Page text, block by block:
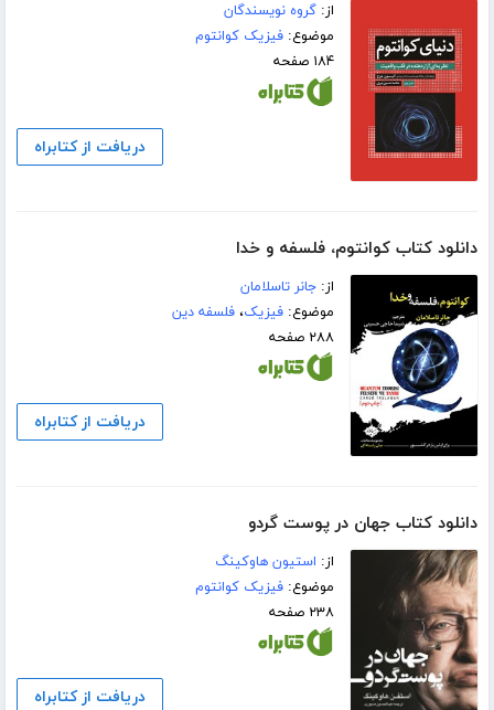
از:گروه نویسندگان
موضوع:فیزیک کوانتوم
۱۸۴ صفحه
دریافت از کتابراه
دانلود کتاب کوانتوم، فلسفه و خدا
از:جانر تاسلامان
موضوع:فیزیک،فلسفه دین
۲۸۸ صفحه
دریافت از کتابراه
دانلود کتاب جهان در پوست گردو
از: استیون هاوکینگ
موضوع:فیزیک کوانتوم
۲۳۸ صفحه
دریافت از کتابراه